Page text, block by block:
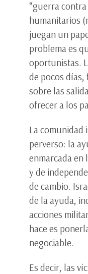
“guerra
humanitarios
juegan un
problema es
oportunistas.
de pocos
sobre las
ofrecer a los
La comunidad
perverso: la
enmarcada en
y de
de cambio.
de la ayuda,
acciones
hace es
negociable.
Es decir, las